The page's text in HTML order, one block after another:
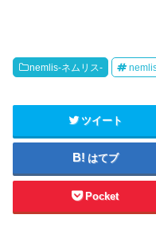
nemlis-ネムリス-
ツイート
はてブ
Pocket